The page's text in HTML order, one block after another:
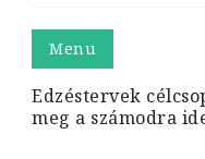
Menu
Edzéstervek
meg a számodra